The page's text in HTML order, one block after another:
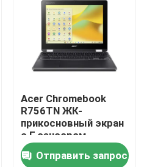
Acer Chromebook
R756TN ЖК-
прикосновный экран
с Г-сенсором
6M.KEAN7.002
6M.KEDN7.001
Отправить запрос